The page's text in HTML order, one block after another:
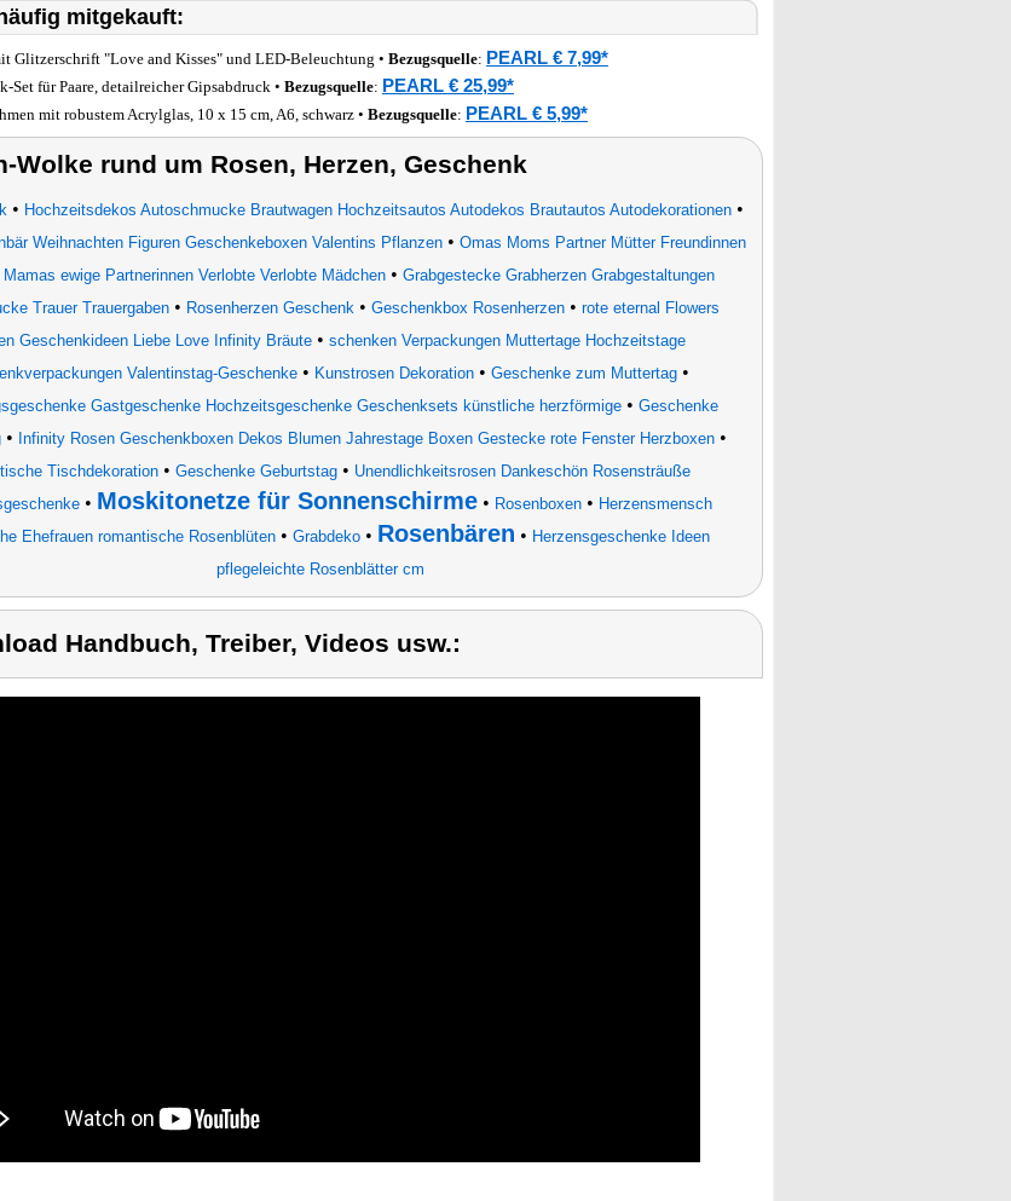
mitgekauft:
Glitzerschrift "Love and Kisses" und LED-Beleuchtung • Bezugsquelle: PEARL € 7,99*
Set für Paare, detailreicher Gipsabdruck • Bezugsquelle: PEARL € 25,99*
mit robustem Acrylglas, 10 x 15 cm, A6, schwarz • Bezugsquelle: PEARL € 5,99*
Wolke rund um Rosen, Herzen, Geschenk
• Hochzeitsdekos Autoschmucke Brautwagen Hochzeitsautos Autodekos Brautautos Autodekorationen•
Weihnachten Figuren Geschenkeboxen Valentins Pflanzen • Omas Moms Partner Mütter Freundinnen
ewige Partnerinnen Verlobte Verlobte Mädchen• Grabgestecke Grabherzen Grabgestaltungen
Trauer Trauergaben • Rosenherzen Geschenk • Geschenkbox Rosenherzen • rote eternal Flowers
Geschenkideen Liebe Love Infinity Bräute• schenken Verpackungen Muttertage Hochzeitstage
Valentinstag-Geschenke• Kunstrosen Dekoration• Geschenke zum Muttertag•
Gastgeschenke Hochzeitsgeschenke Geschenksets künstliche herzförmige• Geschenke
• Infinity Rosen Geschenkboxen Dekos Blumen Jahrestage Boxen Gestecke rote Fenster Herzboxen•
Tischdekoration • Geschenke Geburtstag • Unendlichkeitsrosen Dankeschön Rosensträuße
• Moskitonetze für Sonnenschirme • Rosenboxen • Herzensmensch
Ehefrauen romantische Rosenblüten • Grabdeko • Rosenbären • Herzensgeschenke Ideen
pflegeleichte Rosenblätter cm
Handbuch, Treiber, Videos usw.: